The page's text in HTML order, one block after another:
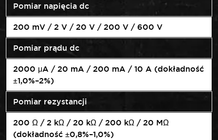
Pomiar napięcia dc
200 mV / 2 V / 20 V / 200 V / 600 V
Pomiar prądu dc
2000 μA / 20 mA / 200 mA / 10 A (dokładność
±1,0%–2%)
Pomiar rezystancji
200 Ω / 2 kΩ / 20 kΩ / 200 kΩ / 20 MΩ
(dokładność ±0,8%–1,0%)